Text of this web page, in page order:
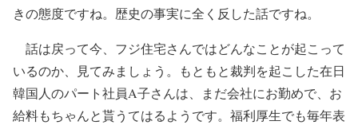
きの態度ですね。歴史の事実に全く反した話ですね。
話は戻って今、フジ住宅さんではどんなことが起こって
いるのか、見てみましょう。もともと裁判を起こした在日
韓国人のパート社員A子さんは、まだ会社にお勤めで、お
給料もちゃんと貰うてはるようです。福利厚生でも毎年表